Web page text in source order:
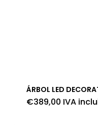
ÁRBOL LED
€389,00 IVA